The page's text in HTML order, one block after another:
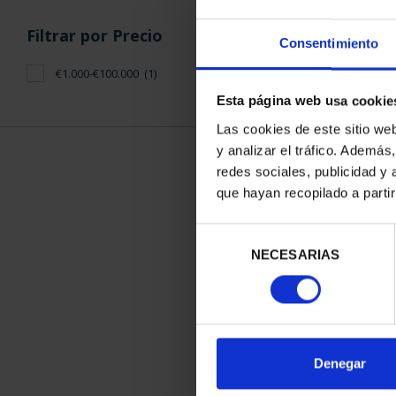
Consentimiento
Esta página web usa
Las cookies de este sitio
y analizar el tráfico.
redes sociales, publicidad y
que hayan recopilado a
consentimiento
NECESARIAS
Denegar
Filtrar por Precio
€1.000-€100.000 (1)
275
MONEDA
ORDENAR POR: